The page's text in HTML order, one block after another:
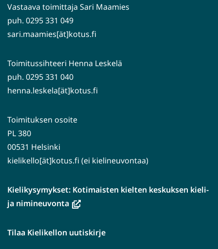
Vastaava toimittaja Sari Maamies
puh. 0295 331 049
sari.maamies[ät]kotus.fi
Toimitussihteeri Henna Leskelä
puh. 0295 331 040
henna.leskela[ät]kotus.fi
Toimituksen osoite
PL 380
00531 Helsinki
kielikello[ät]kotus.fi (ei kielineuvontaa)
Kielikysymykset: Kotimaisten kielten keskuksen kieli-
ja nimineuvonta(avautuu
ikkunaan,
Tilaa Kielikellon uutiskirje